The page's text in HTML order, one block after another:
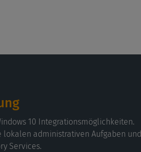
10 Integrationsmöglichkeiten.
administrativen Aufgaben und
Services.